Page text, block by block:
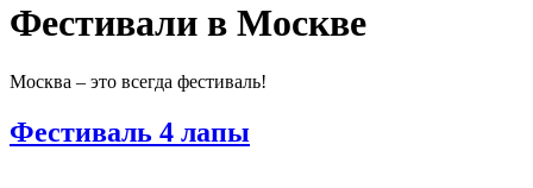
Фестивали в Москве
Москва – это всегда фестиваль!
Фестиваль 4 лапы